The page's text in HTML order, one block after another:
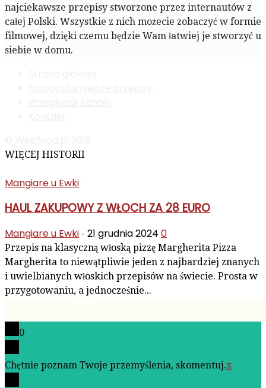
najciekawsze przepisy stworzone przez internautów z
całej Polski. Wszystkie z nich możecie zobaczyć w formie
filmowej, dzięki czemu będzie Wam łatwiej je stworzyć u
siebie w domu.
WIĘCEJ HISTORII
Mangiare u Ewki
HAUL ZAKUPOWY Z WŁOCH ZA 28 EURO
Mangiare u Ewki - 21 grudnia 2024 0
Przepis na klasyczną włoską pizzę Margherita Pizza
Margherita to niewątpliwie jeden z najbardziej znanych
i uwielbianych włoskich przepisów na świecie. Prosta w
przygotowaniu, a jednocześnie...
0
Chętnie poznam Twoje przemyślenia, skomentuj.x